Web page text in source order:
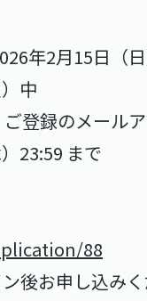
年2月15日（
中
のメールアド
23:59 まで
88
後お申し込みく